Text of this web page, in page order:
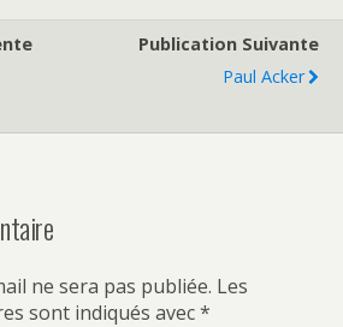
Publication Suivante
Paul Acker
ne sera pas publiée. Les
sont indiqués avec*